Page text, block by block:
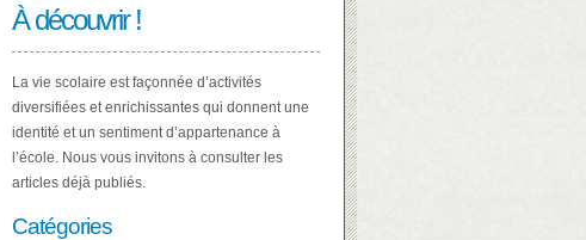
À découvrir !
La vie scolaire est façonnée d’activités
diversifiées et enrichissantes qui donnent une
identité et un sentiment d’appartenance à
l’école. Nous vous invitons à consulter les
articles déjà publiés.
Catégories